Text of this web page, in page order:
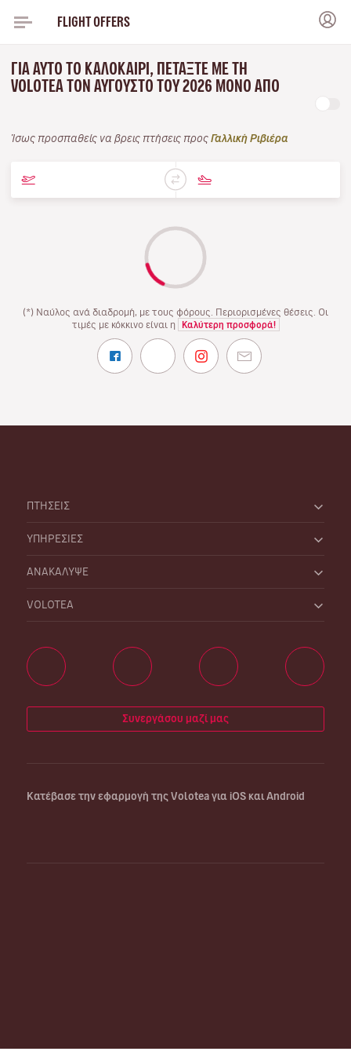
FLIGHT OFFERS
ΓΙΑ ΑΥΤΌ ΤΟ ΚΑΛΟΚΑΊΡΙ, ΠΕΤΆΞΤΕ ΜΕ ΤΗ
VOLOTEA ΤΟΝ ΑΎΓΟΥΣΤΟ ΤΟΥ 2026 ΜΌΝΟ ΑΠΌ
Ίσως προσπαθείς να βρεις πτήσεις προς Γαλλική Ριβιέρα
(*) Ναύλος ανά διαδρομή, με τους φόρους. Περιορισμένες θέσεις. Οι
τιμές με κόκκινο είναι η
Καλύτερη προσφορά!
ΠΤΗΣΕΙΣ
ΥΠΗΡΕΣΙΕΣ
ΑΝΑΚΑΛΥΨΕ
VOLOTEA
Συνεργάσου μαζί μας
Κατέβασε την εφαρμογή της Volotea για iOS και Android